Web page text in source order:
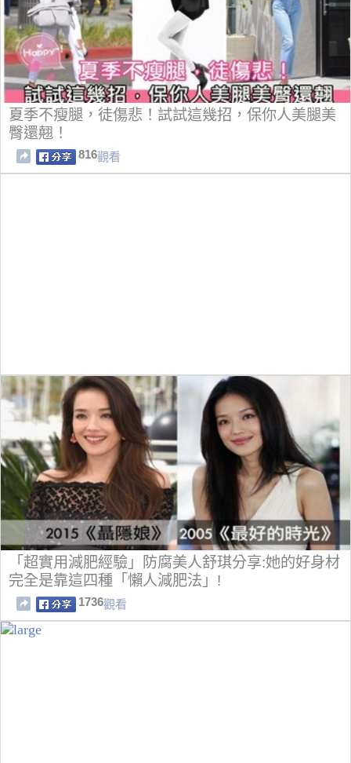
夏季不瘦腿，徒傷悲！試試這幾招，保你人美腿美
臀還翹！
816觀看
「超實用減肥經驗」防腐美人舒琪分享:她的好身材
完全是靠這四種「懶人減肥法」!
1736觀看